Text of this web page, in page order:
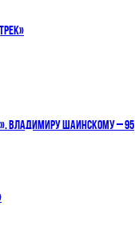
ВЛАДИМИРУ ШАИНСКОМУ – 95